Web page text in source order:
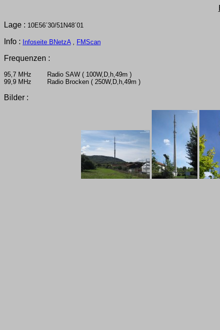
Lage : 10E56´30/51N48´01
Info : Infoseite BNetzA, FMScan
Frequenzen :
95,7 MHz Radio SAW ( 100W,D,h,49m )
99,9 MHz Radio Brocken ( 250W,D,h,49m )
Bilder :